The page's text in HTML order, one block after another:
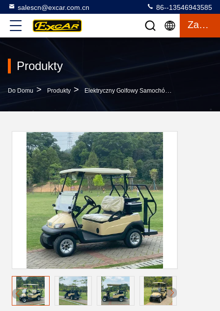
salescn@excar.com.cn 86--13546943585
Zacytować
Produkty
Do Domu > Produkty > Elektryczny Golfowy Samochód